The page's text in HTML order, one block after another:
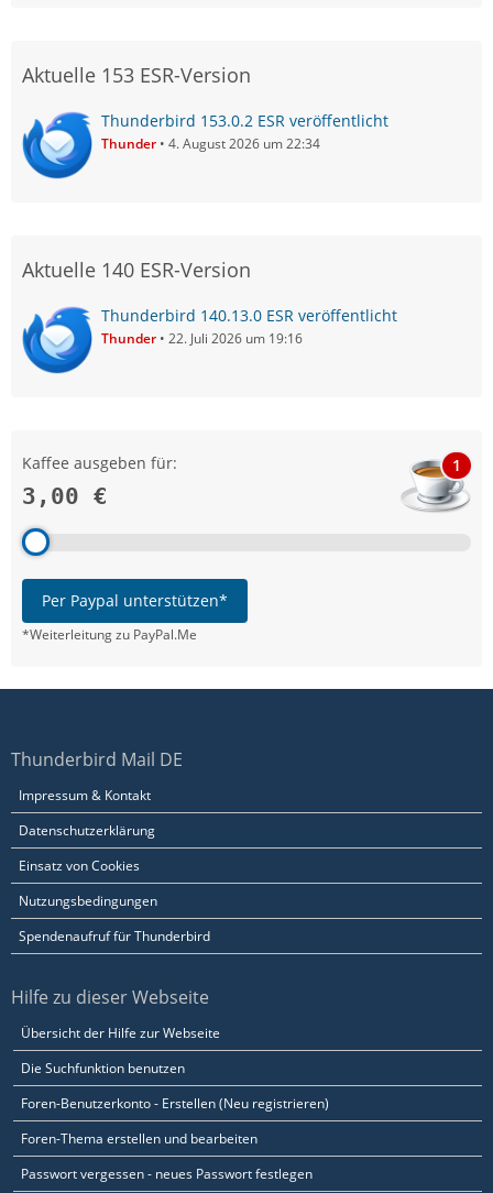
Aktuelle 153 ESR-Version
Thunderbird 153.0.2 ESR veröffentlicht
Thunder 4. August 2026 um 22:34
Aktuelle 140 ESR-Version
Thunderbird 140.13.0 ESR veröffentlicht
Thunder 22. Juli 2026 um 19:16
Kaffee ausgeben für:
3,00 €
1
Per Paypal unterstützen*
*Weiterleitung zu PayPal.Me
Thunderbird Mail DE
Impressum & Kontakt
Datenschutzerklärung
Einsatz von Cookies
Nutzungsbedingungen
Spendenaufruf für Thunderbird
Hilfe zu dieser Webseite
Übersicht der Hilfe zur Webseite
Die Suchfunktion benutzen
Foren-Benutzerkonto - Erstellen (Neu registrieren)
Foren-Thema erstellen und bearbeiten
Passwort vergessen - neues Passwort festlegen